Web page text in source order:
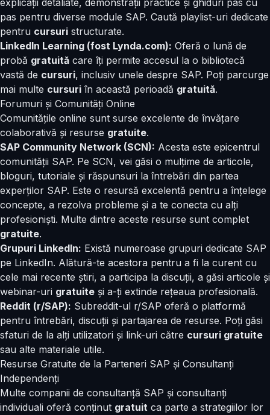
explicații detaliate, demonstrații practice și ghiduri pas cu
pas pentru diverse module SAP. Caută playlist-uri dedicate
pentru cursuri structurate.
LinkedIn Learning (fost Lynda.com): Oferă o lună de
probă gratuită care îți permite accesul la o bibliotecă
vastă de cursuri, inclusiv unele despre SAP. Poți parcurge
mai multe cursuri în această perioadă gratuită.
Forumuri și Comunități Online
Comunitățile online sunt surse excelente de învățare
colaborativă și resurse gratuite.
SAP Community Network (SCN): Acesta este epicentrul
comunității SAP. Pe SCN, vei găsi o mulțime de articole,
bloguri, tutoriale și răspunsuri la întrebări din partea
experților SAP. Este o resursă excelentă pentru a înțelege
concepte, a rezolva probleme și a te conecta cu alți
profesioniști. Multe dintre aceste resurse sunt complet
gratuite.
Grupuri LinkedIn: Există numeroase grupuri dedicate SAP
pe LinkedIn. Alătură-te acestora pentru a fi la curent cu
cele mai recente știri, a participa la discuții, a găsi articole și
webinar-uri gratuite și a-ți extinde rețeaua profesională.
Reddit (r/SAP): Subreddit-ul r/SAP oferă o platformă
pentru întrebări, discuții și partajarea de resurse. Poți găsi
sfaturi de la alți utilizatori și link-uri către cursuri gratuite
sau alte materiale utile.
Resurse Gratuite de la Parteneri SAP și Consultanți
Independenți
Multe companii de consultanță SAP și consultanți
individuali oferă conținut gratuit ca parte a strategiilor lor